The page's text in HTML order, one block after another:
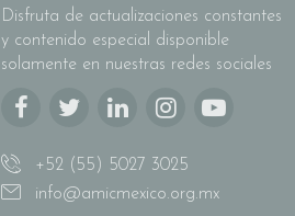
Disfruta de actualizaciones constantes
y contenido especial disponible
solamente en nuestras redes sociales
+52 (55) 5027 3025
info@amicmexico.org.mx